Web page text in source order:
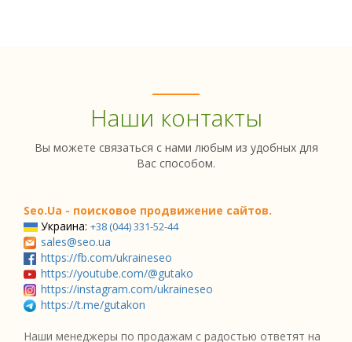
Наши контакты
Вы можете связаться с нами любым из удобных для
Вас способом.
Seo.Ua - поисковое продвижение сайтов.
Украина: +38 (044) 331-52-44
sales@seo.ua
https://fb.com/ukraineseo
https://youtube.com/@gutako
https://instagram.com/ukraineseo
https://t.me/gutakon
Наши менеджеры по продажам с радостью ответят на